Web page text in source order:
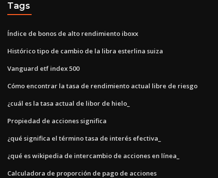
Tags
Índice de bonos de alto rendimiento iboxx
Histórico tipo de cambio de la libra esterlina suiza
Vanguard etf index 500
Cómo encontrar la tasa de rendimiento actual libre de riesgo
¿cuál es la tasa actual de libor de hielo_
Propiedad de acciones significa
¿qué significa el término tasa de interés efectiva_
¿qué es wikipedia de intercambio de acciones en línea_
Calculadora de proporción de pago de acciones